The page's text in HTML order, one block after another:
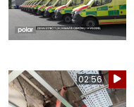
02:56